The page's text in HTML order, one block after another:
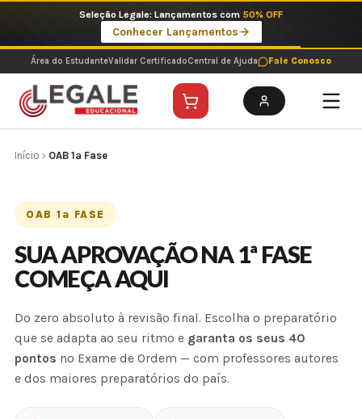
o
conteúdo
Seleção Legale: Lançamentos com 50% OFF
Conhecer Lançamentos
Área do EstudanteValidar CertificadoCentral de Ajuda Fale Conosco
Início › OAB 1ª Fase
OAB 1ª FASE
SUA APROVAÇÃO NA 1ª FASE
COMEÇA AQUI
Do zero absoluto à revisão final. Escolha o preparatório
que se adapta ao seu ritmo e garanta os seus 40
pontos no Exame de Ordem — com professores autores
e dos maiores preparatórios do país.